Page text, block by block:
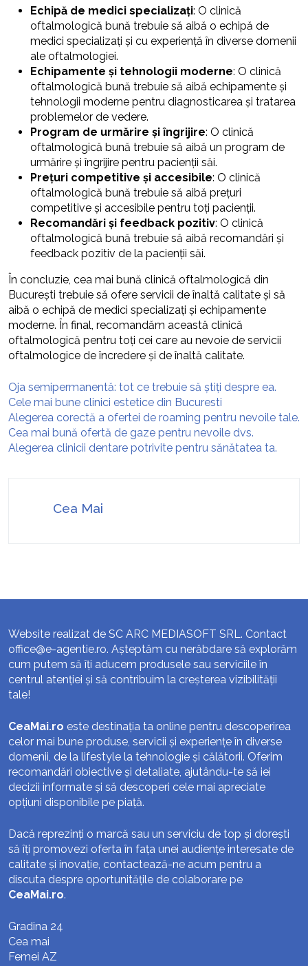
Echipă de medici specializați: O clinică
oftalmologică bună trebuie să aibă o echipă de
medici specializați și cu experiență în diverse domenii
ale oftalmologiei.
Echipamente și tehnologii moderne: O clinică
oftalmologică bună trebuie să aibă echipamente și
tehnologii moderne pentru diagnosticarea și tratarea
problemelor de vedere.
Program de urmărire și îngrijire: O clinică
oftalmologică bună trebuie să aibă un program de
urmărire și îngrijire pentru pacienții săi.
Prețuri competitive și accesibile: O clinică
oftalmologică bună trebuie să aibă prețuri
competitive și accesibile pentru toți pacienții.
Recomandări și feedback pozitiv: O clinică
oftalmologică bună trebuie să aibă recomandări și
feedback pozitiv de la pacienții săi.
În concluzie, cea mai bună clinică oftalmologică din
București trebuie să ofere servicii de înaltă calitate și să
aibă o echipă de medici specializați și echipamente
moderne. În final, recomandăm această clinică
oftalmologică pentru toți cei care au nevoie de servicii
oftalmologice de încredere și de înaltă calitate.
Oja semipermanentă: tot ce trebuie să știți despre ea.
Cele mai bune clinici estetice din Bucuresti
Alegerea corectă a ofertei de roaming pentru nevoile tale.
Cea mai bună ofertă de gaze pentru nevoile dvs.
Alegerea clinicii dentare potrivite pentru sănătatea ta.
Cea Mai
Website realizat de SC ARC MEDIASOFT SRL. Contact
office@e-agentie.ro. Așteptăm cu nerăbdare să explorăm
cum putem să îți aducem produsele sau serviciile în
centrul atenției și să contribuim la creșterea vizibilității
tale!
CeaMai.ro este destinația ta online pentru descoperirea
celor mai bune produse, servicii și experiențe în diverse
domenii, de la lifestyle la tehnologie și călătorii. Oferim
recomandări obiective și detaliate, ajutându-te să iei
decizii informate și să descoperi cele mai apreciate
opțiuni disponibile pe piață.
Dacă reprezinți o marcă sau un serviciu de top și dorești
să îți promovezi oferta în fața unei audiențe interesate de
calitate și inovație, contactează-ne acum pentru a
discuta despre oportunitățile de colaborare pe
CeaMai.ro.
Gradina 24
Cea mai
Femei AZ